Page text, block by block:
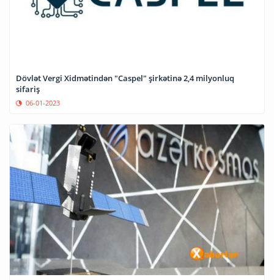
Dövlət Vergi Xidmətindən "Caspel" şirkətinə 2,4 milyonluq
sifariş
06-01-2023